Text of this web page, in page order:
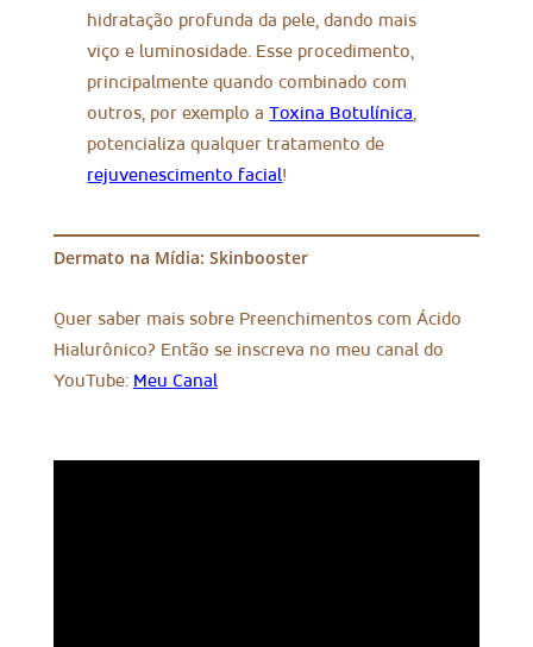
hidratação profunda da pele, dando mais
viço e luminosidade. Esse procedimento,
principalmente quando combinado com
outros, por exemplo aToxina Botulínica,
potencializa qualquer tratamento de
rejuvenescimento facial!
Dermato na Mídia: Skinbooster
Quer saber mais sobre Preenchimentos com Ácido
Hialurônico? Então se inscreva no meu canal do
YouTube: Meu Canal